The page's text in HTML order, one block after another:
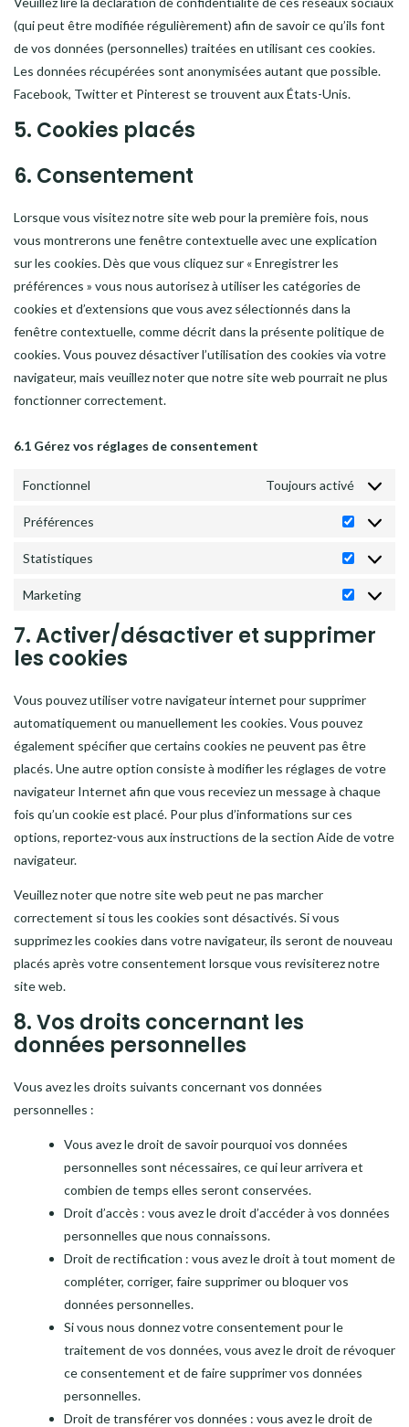
(qui peut être modifiée régulièrement) afin de savoir ce qu’ils font
de vos données (personnelles) traitées en utilisant ces cookies.
Les données récupérées sont anonymisées autant que possible.
Facebook, Twitter et Pinterest se trouvent aux États-Unis.
5. Cookies placés
6. Consentement
Lorsque vous visitez notre site web pour la première fois, nous
vous montrerons une fenêtre contextuelle avec une explication
sur les cookies. Dès que vous cliquez sur « Enregistrer les
préférences » vous nous autorisez à utiliser les catégories de
cookies et d’extensions que vous avez sélectionnés dans la
fenêtre contextuelle, comme décrit dans la présente politique de
cookies. Vous pouvez désactiver l’utilisation des cookies via votre
navigateur, mais veuillez noter que notre site web pourrait ne plus
fonctionner correctement.
6.1 Gérez vos réglages de consentement
Fonctionnel Toujours activé
Préférences
Statistiques
Marketing
7. Activer/désactiver et supprimer
les cookies
Vous pouvez utiliser votre navigateur internet pour supprimer
automatiquement ou manuellement les cookies. Vous pouvez
également spécifier que certains cookies ne peuvent pas être
placés. Une autre option consiste à modifier les réglages de votre
navigateur Internet afin que vous receviez un message à chaque
fois qu’un cookie est placé. Pour plus d’informations sur ces
options, reportez-vous aux instructions de la section Aide de votre
navigateur.
Veuillez noter que notre site web peut ne pas marcher
correctement si tous les cookies sont désactivés. Si vous
supprimez les cookies dans votre navigateur, ils seront de nouveau
placés après votre consentement lorsque vous revisiterez notre
site web.
8. Vos droits concernant les
données personnelles
Vous avez les droits suivants concernant vos données
personnelles :
Vous avez le droit de savoir pourquoi vos données
personnelles sont nécessaires, ce qui leur arrivera et
combien de temps elles seront conservées.
Droit d’accès : vous avez le droit d’accéder à vos données
personnelles que nous connaissons.
Droit de rectification : vous avez le droit à tout moment de
compléter, corriger, faire supprimer ou bloquer vos
données personnelles.
Si vous nous donnez votre consentement pour le
traitement de vos données, vous avez le droit de révoquer
ce consentement et de faire supprimer vos données
personnelles.
Droit de transférer vos données : vous avez le droit de